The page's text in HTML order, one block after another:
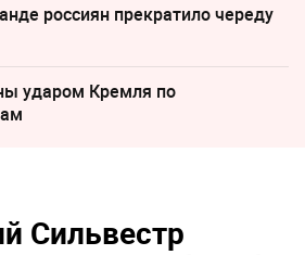
россиян прекратило череду
ударом Кремля по
Сильвестр